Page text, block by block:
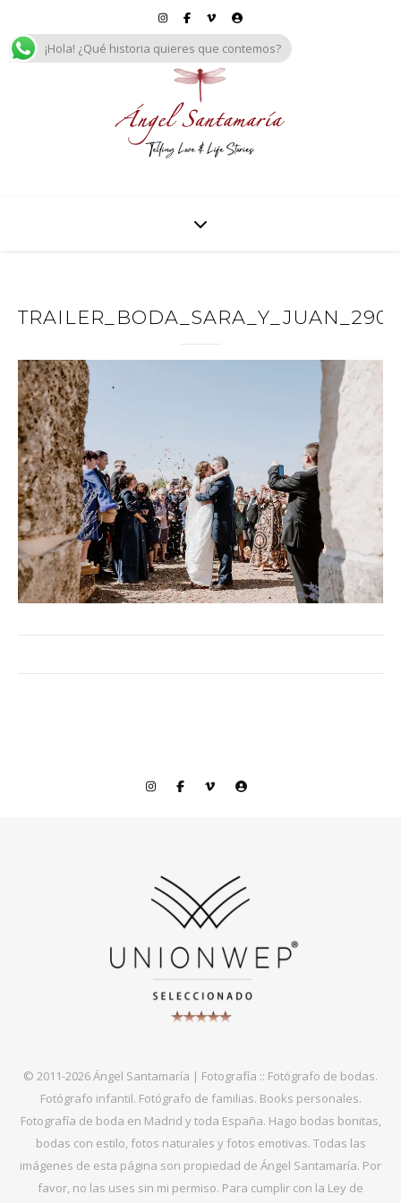
© 2011-2026 Ángel Santamaría | Fotografía :: Fotógrafo de bodas.
Fotógrafo infantil. Fotógrafo de familias. Books personales.
Fotografía de boda en Madrid y toda España. Hago bodas bonitas,
bodas con estilo, fotos naturales y fotos emotivas. Todas las
imágenes de esta página son propiedad de Ángel Santamaría. Por
favor, no las uses sin mi permiso. Para cumplir con la Ley de
¡Hola! ¿Qué historia quieres que contemos?